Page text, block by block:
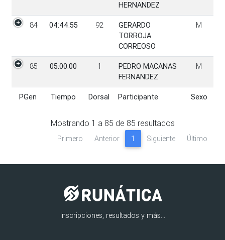
PGen Tiempo Dorsal Participante Sexo
HERNANDEZ
84 04:44:55 92
GERARDO
TORROJA
CORREOSO
M
85 05:00:00 1
PEDRO MACANAS
FERNANDEZ
M
PGen Tiempo Dorsal Participante Sexo
Mostrando 1 a 85 de 85 resultados
Primero Anterior 1 Siguiente Último
Inscripciones, resultados y más...